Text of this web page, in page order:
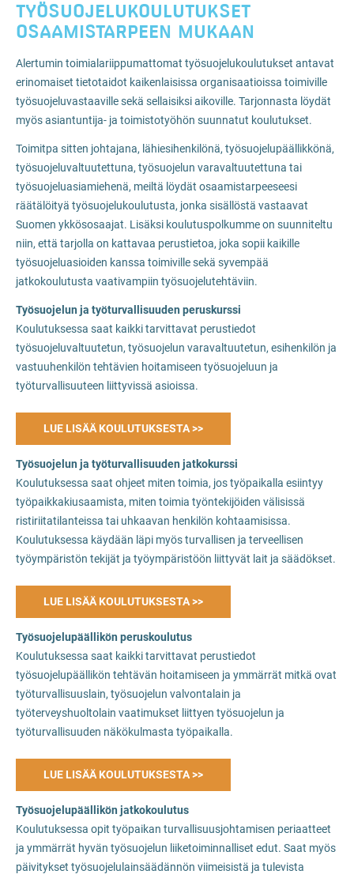
TYÖSUOJELUKOULUTUKSET
OSAAMISTARPEEN MUKAAN
Alertumin toimialariippumattomat työsuojelukoulutukset antavat
erinomaiset tietotaidot kaikenlaisissa organisaatioissa toimiville
työsuojeluvastaaville sekä sellaisiksi aikoville. Tarjonnasta löydät
myös asiantuntija- ja toimistotyöhön suunnatut koulutukset.
Toimitpa sitten johtajana, lähiesihenkilönä, työsuojelupäällikkönä,
työsuojeluvaltuutettuna, työsuojelun varavaltuutettuna tai
työsuojeluasiamiehenä, meiltä löydät osaamistarpeeseesi
räätälöityä työsuojelukoulutusta, jonka sisällöstä vastaavat
Suomen ykkösosaajat. Lisäksi koulutuspolkumme on suunniteltu
niin, että tarjolla on kattavaa perustietoa, joka sopii kaikille
työsuojeluasioiden kanssa toimiville sekä syvempää
jatkokoulutusta vaativampiin työsuojelutehtäviin.
Työsuojelun ja työturvallisuuden peruskurssi
Koulutuksessa saat kaikki tarvittavat perustiedot
työsuojeluvaltuutetun, työsuojelun varavaltuutetun, esihenkilön ja
vastuuhenkilön tehtävien hoitamiseen työsuojeluun ja
työturvallisuuteen liittyvissä asioissa.
LUE LISÄÄ KOULUTUKSESTA >>
Työsuojelun ja työturvallisuuden jatkokurssi
Koulutuksessa saat ohjeet miten toimia, jos työpaikalla esiintyy
työpaikkakiusaamista, miten toimia työntekijöiden välisissä
ristiriitatilanteissa tai uhkaavan henkilön kohtaamisissa.
Koulutuksessa käydään läpi myös turvallisen ja terveellisen
työympäristön tekijät ja työympäristöön liittyvät lait ja säädökset.
LUE LISÄÄ KOULUTUKSESTA >>
Työsuojelupäällikön peruskoulutus
Koulutuksessa saat kaikki tarvittavat perustiedot
työsuojelupäällikön tehtävän hoitamiseen ja ymmärrät mitkä ovat
työturvallisuuslain, työsuojelun valvontalain ja
työterveyshuoltolain vaatimukset liittyen työsuojelun ja
työturvallisuuden näkökulmasta työpaikalla.
LUE LISÄÄ KOULUTUKSESTA >>
Työsuojelupäällikön jatkokoulutus
Koulutuksessa opit työpaikan turvallisuusjohtamisen periaatteet
ja ymmärrät hyvän työsuojelun liiketoiminnalliset edut. Saat myös
päivitykset työsuojelulainsäädännön viimeisistä ja tulevista